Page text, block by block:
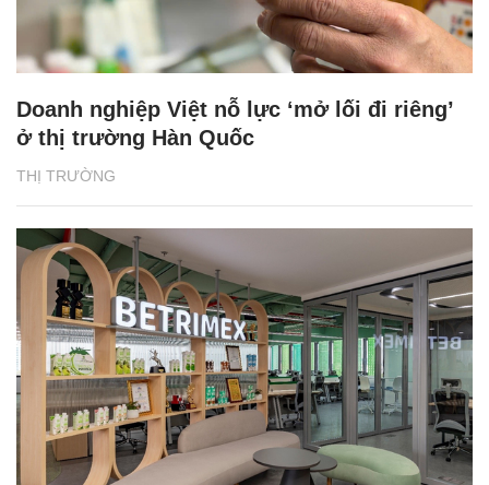
THỊ TRƯỜNG
Doanh nghiệp Việt nỗ lực ‘mở lối đi riêng’
ở thị trường Hàn Quốc